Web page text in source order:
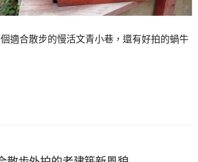
適合散步的慢活文青小巷，還有好拍的蝸牛